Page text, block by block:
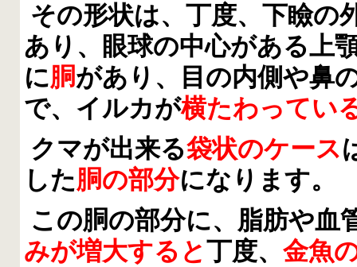
その形状は、丁度、下瞼の
あり、眼球の中心がある上
に胴があり、目の内側や鼻
で、イルカが横たわってい
クマが出来る袋状のケース
した胴の部分になります。
この胴の部分に、脂肪や血
みが増大すると丁度、 金魚